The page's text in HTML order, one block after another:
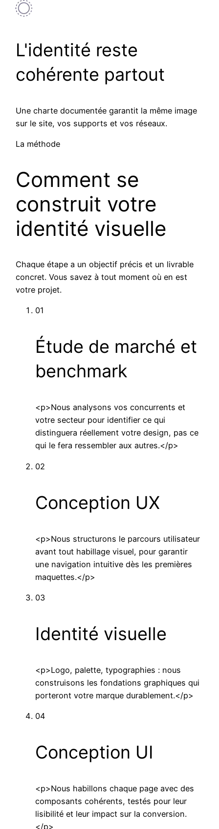
L'identité reste
cohérente partout
Une charte documentée garantit la même image
sur le site, vos supports et vos réseaux.
La méthode
Comment se
construit votre
identité visuelle
Chaque étape a un objectif précis et un livrable
concret. Vous savez à tout moment où en est
votre projet.
01
Étude de marché et
benchmark
<p>Nous analysons vos concurrents et
votre secteur pour identifier ce qui
distinguera réellement votre design, pas ce
qui le fera ressembler aux autres.</p>
02
Conception UX
<p>Nous structurons le parcours utilisateur
avant tout habillage visuel, pour garantir
une navigation intuitive dès les premières
maquettes.</p>
03
Identité visuelle
<p>Logo, palette, typographies : nous
construisons les fondations graphiques qui
porteront votre marque durablement.</p>
04
Conception UI
<p>Nous habillons chaque page avec des
composants cohérents, testés pour leur
lisibilité et leur impact sur la conversion.
</p>